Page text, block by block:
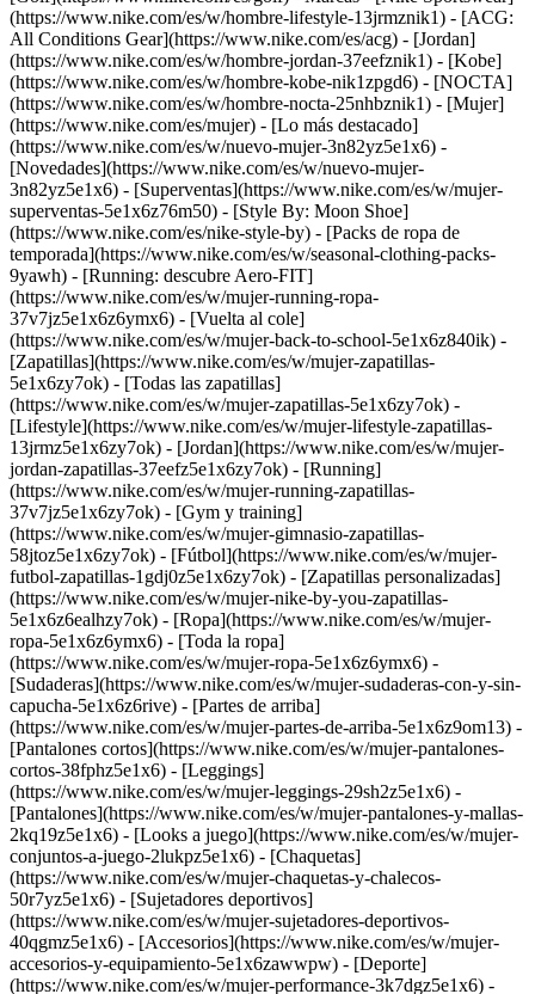
(https://www.nike.com/es/w/hombre-lifestyle-13jrmznik1) - [ACG:
All Conditions Gear](https://www.nike.com/es/acg) - [Jordan]
(https://www.nike.com/es/w/hombre-jordan-37eefznik1) - [Kobe]
(https://www.nike.com/es/w/hombre-kobe-nik1zpgd6) - [NOCTA]
(https://www.nike.com/es/w/hombre-nocta-25nhbznik1) - [Mujer]
(https://www.nike.com/es/mujer) - [Lo más destacado]
(https://www.nike.com/es/w/nuevo-mujer-3n82yz5e1x6) -
[Novedades](https://www.nike.com/es/w/nuevo-mujer-
3n82yz5e1x6) - [Superventas](https://www.nike.com/es/w/mujer-
superventas-5e1x6z76m50) - [Style By: Moon Shoe]
(https://www.nike.com/es/nike-style-by) - [Packs de ropa de
temporada](https://www.nike.com/es/w/seasonal-clothing-packs-
9yawh) - [Running: descubre Aero-FIT]
(https://www.nike.com/es/w/mujer-running-ropa-
37v7jz5e1x6z6ymx6) - [Vuelta al cole]
(https://www.nike.com/es/w/mujer-back-to-school-5e1x6z840ik) -
[Zapatillas](https://www.nike.com/es/w/mujer-zapatillas-
5e1x6zy7ok) - [Todas las zapatillas]
(https://www.nike.com/es/w/mujer-zapatillas-5e1x6zy7ok) -
[Lifestyle](https://www.nike.com/es/w/mujer-lifestyle-zapatillas-
13jrmz5e1x6zy7ok) - [Jordan](https://www.nike.com/es/w/mujer-
jordan-zapatillas-37eefz5e1x6zy7ok) - [Running]
(https://www.nike.com/es/w/mujer-running-zapatillas-
37v7jz5e1x6zy7ok) - [Gym y training]
(https://www.nike.com/es/w/mujer-gimnasio-zapatillas-
58jtoz5e1x6zy7ok) - [Fútbol](https://www.nike.com/es/w/mujer-
futbol-zapatillas-1gdj0z5e1x6zy7ok) - [Zapatillas personalizadas]
(https://www.nike.com/es/w/mujer-nike-by-you-zapatillas-
5e1x6z6ealhzy7ok) - [Ropa](https://www.nike.com/es/w/mujer-
ropa-5e1x6z6ymx6) - [Toda la ropa]
(https://www.nike.com/es/w/mujer-ropa-5e1x6z6ymx6) -
[Sudaderas](https://www.nike.com/es/w/mujer-sudaderas-con-y-sin-
capucha-5e1x6z6rive) - [Partes de arriba]
(https://www.nike.com/es/w/mujer-partes-de-arriba-5e1x6z9om13) -
[Pantalones cortos](https://www.nike.com/es/w/mujer-pantalones-
cortos-38fphz5e1x6) - [Leggings]
(https://www.nike.com/es/w/mujer-leggings-29sh2z5e1x6) -
[Pantalones](https://www.nike.com/es/w/mujer-pantalones-y-mallas-
2kq19z5e1x6) - [Looks a juego](https://www.nike.com/es/w/mujer-
conjuntos-a-juego-2lukpz5e1x6) - [Chaquetas]
(https://www.nike.com/es/w/mujer-chaquetas-y-chalecos-
50r7yz5e1x6) - [Sujetadores deportivos]
(https://www.nike.com/es/w/mujer-sujetadores-deportivos-
40qgmz5e1x6) - [Accesorios](https://www.nike.com/es/w/mujer-
accesorios-y-equipamiento-5e1x6zawwpw) - [Deporte]
(https://www.nike.com/es/w/mujer-performance-3k7dgz5e1x6) -